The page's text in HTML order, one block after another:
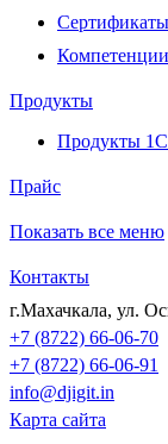
Продукты
Продукты
Прайс
Показать все меню
Контакты
г.Махачкала, ул.
+7 (8722) 66-06-70
+7 (8722) 66-06-91
info@djigit.in
Карта сайта